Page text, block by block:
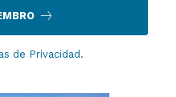
de Privacidad.